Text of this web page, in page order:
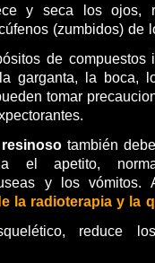
y seca los ojos,
(zumbidos) de
de compuestos
garganta, la boca,
tomar
resinosotambién
el apetito,
y los
la radioterapia y la
reduce